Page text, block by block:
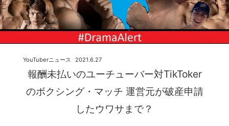
報酬未払いのユーチューバー対TikToker
のボクシング・マッチ 運営元が破産申請
したウワサまで？
2021.6.27
YouTuberニュース